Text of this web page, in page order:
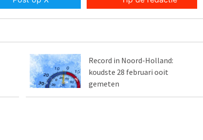
Record in Noord-Holland:
koudste 28 februari ooit
gemeten